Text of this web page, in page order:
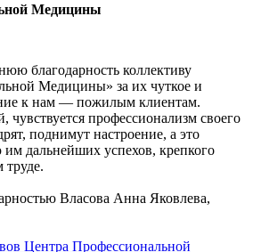
Медицины
благодарность коллективу
Медицины» за их чуткое и
к нам — пожилым клиентам.
чувствуется профессионализм своего
поднимут настроение, а это
им дальнейших успехов, крепкого
труде.
Власова Анна Яковлева,
Центра Профессиональной